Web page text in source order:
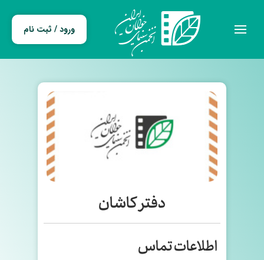
ورود / ثبت نام
دفتر کاشان
اطلاعات تماس